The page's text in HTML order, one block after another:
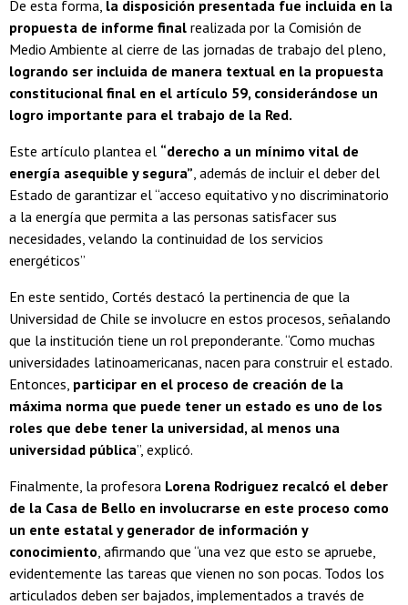
De esta forma, la disposición presentada fue incluida en la
propuesta de informe final realizada por la Comisión de
Medio Ambiente al cierre de las jornadas de trabajo del pleno,
logrando ser incluida de manera textual en la propuesta
constitucional final en el artículo 59, considerándose un
logro importante para el trabajo de la Red.
Este artículo plantea el “derecho a un mínimo vital de
energía asequible y segura” , además de incluir el deber del
Estado de garantizar el “acceso equitativo y no discriminatorio
a la energía que permita a las personas satisfacer sus
necesidades, velando la continuidad de los servicios
energéticos”
En este sentido, Cortés destacó la pertinencia de que la
Universidad de Chile se involucre en estos procesos, señalando
que la institución tiene un rol preponderante. “Como muchas
universidades latinoamericanas, nacen para construir el estado.
Entonces, participar en el proceso de creación de la
máxima norma que puede tener un estado es uno de los
roles que debe tener la universidad, al menos una
universidad pública”, explicó.
Finalmente, la profesora Lorena Rodriguez recalcó el deber
de la Casa de Bello en involucrarse en este proceso como
un ente estatal y generador de información y
conocimiento , afirmando que “una vez que esto se apruebe,
evidentemente las tareas que vienen no son pocas. Todos los
articulados deben ser bajados, implementados a través de